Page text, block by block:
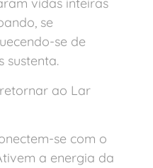
vidas inteiras
se
se de
sustenta.
ao Lar
se com o
a energia da